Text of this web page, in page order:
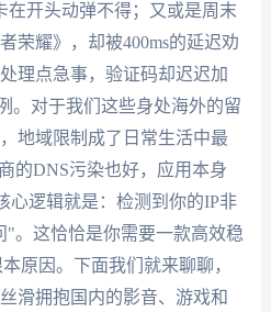
在开头动弹不得；又或是周末
荣耀》，却被400ms的延迟劝
理点急事，验证码却迟迟加
。对于我们这些身处海外的留
地域限制成了日常生活中最
的DNS污染也好，应用本身
心逻辑就是：检测到你的IP非
"。这恰恰是你需要一款高效稳
原因。下面我们就来聊聊，
滑拥抱国内的影音、游戏和